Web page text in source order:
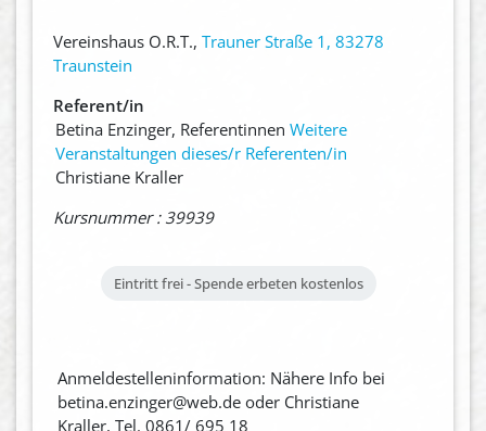
Vereinshaus O.R.T., Trauner Straße 1, 83278
Traunstein
Referent/in
Betina Enzinger, ReferentinnenWeitere
Veranstaltungen dieses/r Referenten/in
Christiane Kraller
Kursnummer : 39939
Eintritt frei - Spende erbeten kostenlos
Anmeldestelleninformation: Nähere Info bei
betina.enzinger@web.de oder Christiane
Kraller, Tel. 0861/ 695 18